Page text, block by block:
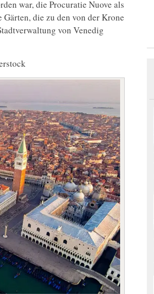
war, die Procuratie Nuove als
die zu den von der Krone
von Venedig